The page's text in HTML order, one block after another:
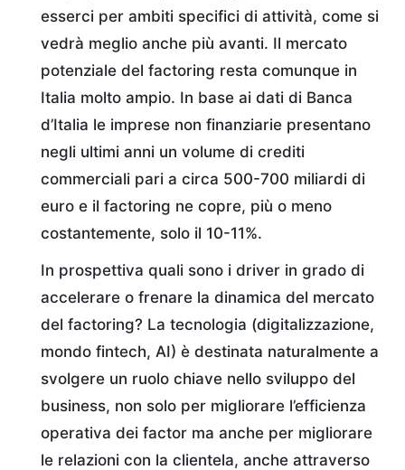
esserci per ambiti specifici di attività, come si
vedrà meglio anche più avanti. Il mercato
potenziale del factoring resta comunque in
Italia molto ampio. In base ai dati di Banca
d’Italia le imprese non finanziarie presentano
negli ultimi anni un volume di crediti
commerciali pari a circa 500-700 miliardi di
euro e il factoring ne copre, più o meno
costantemente, solo il 10-11%.
In prospettiva quali sono i driver in grado di
accelerare o frenare la dinamica del mercato
del factoring? La tecnologia (digitalizzazione,
mondo fintech, AI) è destinata naturalmente a
svolgere un ruolo chiave nello sviluppo del
business, non solo per migliorare l’efficienza
operativa dei factor ma anche per migliorare
le relazioni con la clientela, anche attraverso